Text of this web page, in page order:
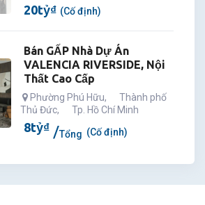
20tỷ₫ (Cố định)
Bán GẤP Nhà Dự Án
VALENCIA RIVERSIDE, Nội
Thất Cao Cấp
Phường Phú Hữu,
Thành phố
Thủ Đức, Tp. Hồ Chí Minh
8tỷ₫ Tổng (Cố định)